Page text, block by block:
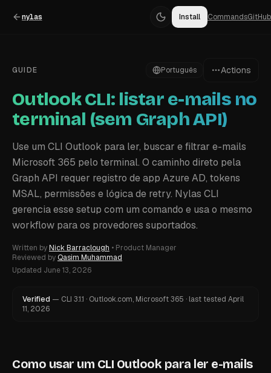
nylas Install CommandsGitHub
GUIDE Português Actions
Outlook CLI: listar e-mails no
terminal (sem Graph API)
Use um CLI Outlook para ler, buscar e filtrar e-mails
Microsoft 365 pelo terminal. O caminho direto pela
Graph API requer registro de app Azure AD, tokens
MSAL, permissões e lógica de retry. Nylas CLI
gerencia esse setup com um comando e usa o mesmo
workflow para os provedores suportados.
Written byNick Barraclough • Product Manager
Reviewed by Qasim Muhammad
Updated June 13, 2026
Verified — CLI 3.1.1 · Outlook.com, Microsoft 365 · last tested April
11, 2026
Como usar um CLI Outlook para ler e-mails